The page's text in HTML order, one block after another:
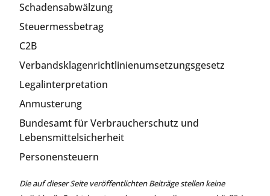
Schadensabwälzung
Steuermessbetrag
C2B
Verbandsklagenrichtlinienumsetzungsgesetz
Legalinterpretation
Anmusterung
Bundesamt für Verbraucherschutz und
Lebensmittelsicherheit
Personensteuern
Die auf dieser Seite veröffentlichten Beiträge stellen keine